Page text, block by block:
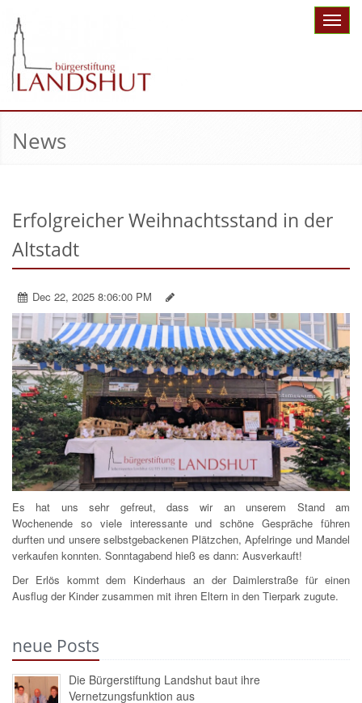
Toggle
News
Erfolgreicher Weihnachtsstand in der
Altstadt
Dec 22, 2025 8:06:00 PM
Es hat uns sehr gefreut, dass wir an unserem Stand am
Wochenende so viele interessante und schöne Gespräche führen
durften und unsere selbstgebackenen Plätzchen, Apfelringe und Mandel
verkaufen konnten. Sonntagabend hieß es dann: Ausverkauft!
Der Erlös kommt dem Kinderhaus an der Daimlerstraße für einen
Ausflug der Kinder zusammen mit ihren Eltern in den Tierpark zugute.
neue Posts
Die Bürgerstiftung Landshut baut ihre
Vernetzungsfunktion aus